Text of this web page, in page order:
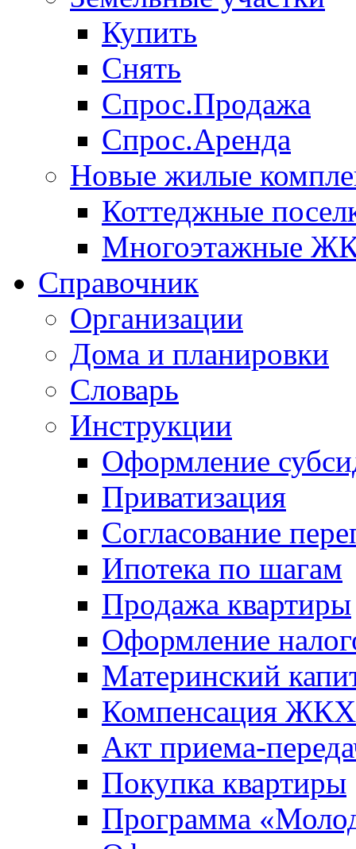
Купить
Снять
Спрос.Продажа
Спрос.Аренда
Новые жилые
Коттеджные
Многоэтажные
Справочник
Организации
Дома и планировки
Словарь
Инструкции
Оформление
Приватизация
Согласование
Ипотека по шагам
Продажа квартиры
Оформление
Материнский
Компенсация ЖКХ
Акт приема-
Покупка квартиры
Программа